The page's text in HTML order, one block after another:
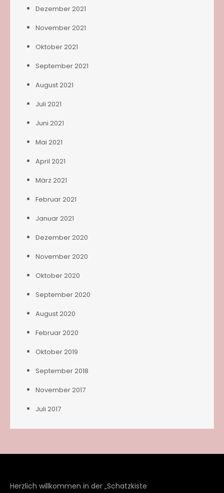
Dezember 2021
November 2021
Oktober 2021
September 2021
August 2021
Juli 2021
Juni 2021
Mai 2021
April 2021
März 2021
Februar 2021
Januar 2021
Dezember 2020
November 2020
Oktober 2020
September 2020
August 2020
Februar 2020
Oktober 2019
September 2018
November 2017
Juli 2017
Herzlich willkommen in der „Schatzkiste